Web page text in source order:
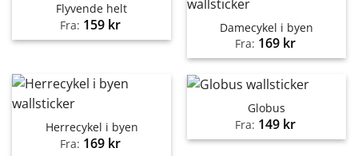
Flyvende helt
Fra: 159 kr
Damecykel i byen
Fra: 169 kr
Herrecykel i byen
Fra: 169 kr
Globus
Fra: 149 kr